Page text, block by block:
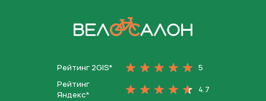
Рейтинг 2GIS*
5
Рейтинг
Яндекс*
4.7